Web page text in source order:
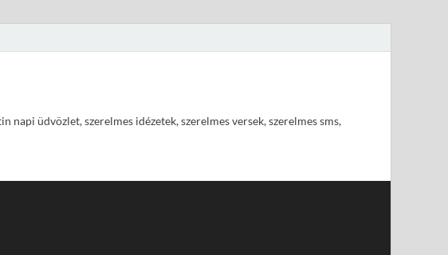
üdvözlet, szerelmes idézetek, szerelmes versek, szerelmes sms,